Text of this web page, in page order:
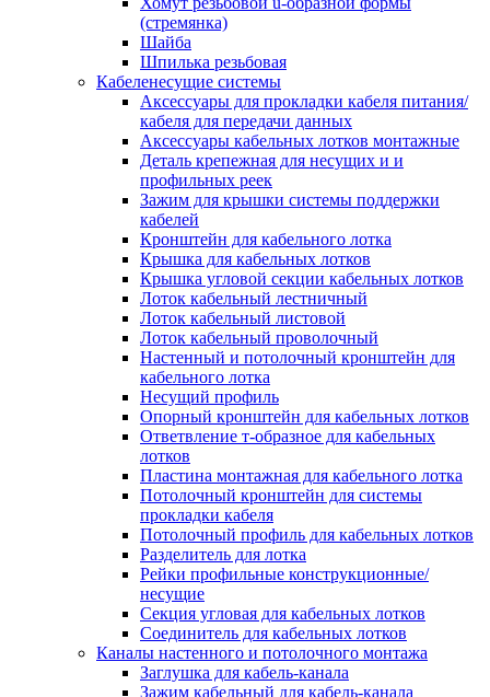
разделительная для клеммной
Проходная клеммная колодка
Торцевая клемма клеммной
Короба кабельные
Короб распределительный
Материал монтажный
Держатель кабельный зажимной
Зажим балочный
Зажим/клипса для крепления труб
Скоба крепежная
Скоба с гвоздем
Соединитель провода
Материалы для подключения
Аксессуары для
коробок/корпусов для монтажа в
и в потолке
Зажим безвинтовой клеммный
Коробка клеммная
Коробка распределительная для
Крышка для распределительной
коробки/корпуса для монтажа в
в потолке
Распределительная коробка/
монтажа в стене и в потолке
Распределительная коробка/
Система электромонтажных колонн
Электромонтажная колонна
Системы ввода для кабелей и проводов
Ввод кабельный/сальник
Уплотнитель для кабельного
(стремянка)
Шайба
Шпилька резьбовая
Кабеленесущие системы
Аксессуары для прокладки кабеля питания/
кабеля для передачи данных
Аксессуары кабельных лотков монтажные
Деталь крепежная для несущих и и
профильных реек
Зажим для крышки системы поддержки
кабелей
Кронштейн для кабельного лотка
Крышка для кабельных лотков
Крышка угловой секции кабельных лотков
Лоток кабельный лестничный
Лоток кабельный листовой
Лоток кабельный проволочный
Настенный и потолочный кронштейн для
кабельного лотка
Несущий профиль
Опорный кронштейн для кабельных лотков
Ответвление т-образное для кабельных
лотков
Пластина монтажная для кабельного лотка
Потолочный кронштейн для системы
прокладки кабеля
Потолочный профиль для кабельных лотков
Разделитель для лотка
Рейки профильные конструкционные/
несущие
Секция угловая для кабельных лотков
Соединитель для кабельных лотков
Каналы настенного и потолочного монтажа
Заглушка для кабель-канала
Зажим кабельный для кабель-канала